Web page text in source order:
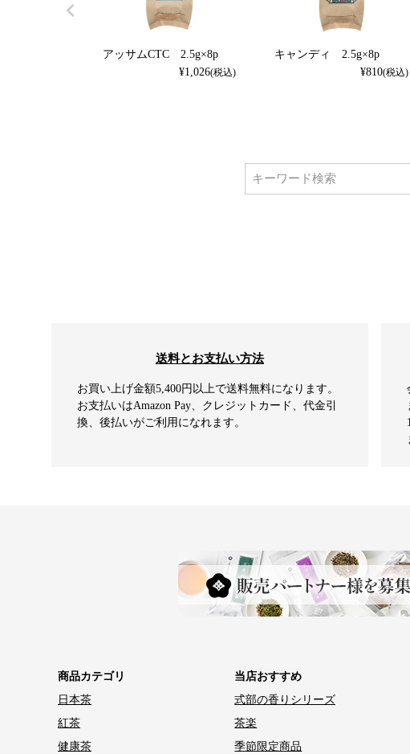
アッサムCTC 2.5g×8p
¥1,026(税込)
キャンディ 2.5g×8p
¥810(税込)
送料とお支払い方法
お買い上げ金額5,400円以上で送料無料になります。
お支払いはAmazon Pay、クレジットカード、代金引
換、後払いがご利用になれます。
商品カテゴリ
日本茶
紅茶
健康茶
当店おすすめ
式部の香りシリーズ
茶楽
季節限定商品